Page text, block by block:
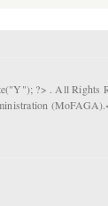
?> . All Rights